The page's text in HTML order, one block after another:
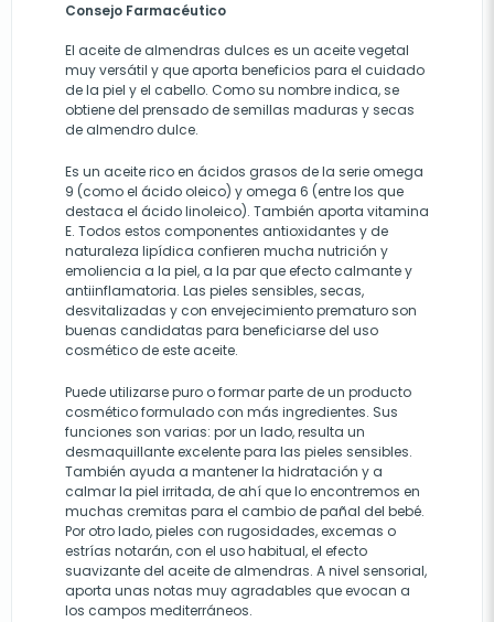
Consejo Farmacéutico
El aceite de almendras dulces es un aceite vegetal
muy versátil y que aporta beneficios para el cuidado
de la piel y el cabello. Como su nombre indica, se
obtiene del prensado de semillas maduras y secas
de almendro dulce.
Es un aceite rico en ácidos grasos de la serie omega
9 (como el ácido oleico) y omega 6 (entre los que
destaca el ácido linoleico). También aporta vitamina
E. Todos estos componentes antioxidantes y de
naturaleza lipídica confieren mucha nutrición y
emoliencia a la piel, a la par que efecto calmante y
antiinflamatoria. Las pieles sensibles, secas,
desvitalizadas y con envejecimiento prematuro son
buenas candidatas para beneficiarse del uso
cosmético de este aceite.
Puede utilizarse puro o formar parte de un producto
cosmético formulado con más ingredientes. Sus
funciones son varias: por un lado, resulta un
desmaquillante excelente para las pieles sensibles.
También ayuda a mantener la hidratación y a
calmar la piel irritada, de ahí que lo encontremos en
muchas cremitas para el cambio de pañal del bebé.
Por otro lado, pieles con rugosidades, excemas o
estrías notarán, con el uso habitual, el efecto
suavizante del aceite de almendras. A nivel sensorial,
aporta unas notas muy agradables que evocan a
los campos mediterráneos.